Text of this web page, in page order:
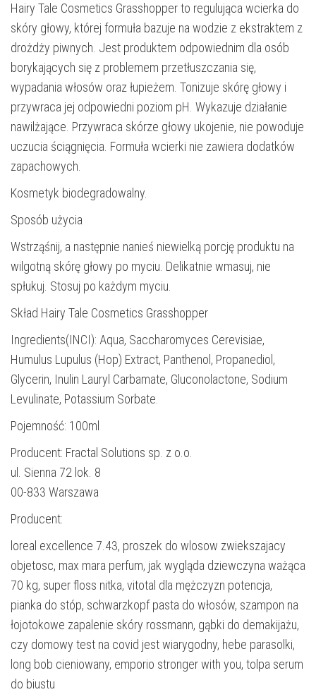
Hairy Tale Cosmetics Grasshopper to regulująca wcierka do
skóry głowy, której formuła bazuje na wodzie z ekstraktem z
drożdży piwnych. Jest produktem odpowiednim dla osób
borykających się z problemem przetłuszczania się,
wypadania włosów oraz łupieżem. Tonizuje skórę głowy i
przywraca jej odpowiedni poziom pH. Wykazuje działanie
nawilżające. Przywraca skórze głowy ukojenie, nie powoduje
uczucia ściągnięcia. Formuła wcierki nie zawiera dodatków
zapachowych.
Kosmetyk biodegradowalny.
Sposób użycia
Wstrząśnij, a następnie nanieś niewielką porcję produktu na
wilgotną skórę głowy po myciu. Delikatnie wmasuj, nie
spłukuj. Stosuj po każdym myciu.
Skład Hairy Tale Cosmetics Grasshopper
Ingredients(INCI): Aqua, Saccharomyces Cerevisiae,
Humulus Lupulus (Hop) Extract, Panthenol, Propanediol,
Glycerin, Inulin Lauryl Carbamate, Gluconolactone, Sodium
Levulinate, Potassium Sorbate.
Pojemność: 100ml
Producent: Fractal Solutions sp. z o.o.
ul. Sienna 72 lok. 8
00-833 Warszawa
Producent:
loreal excellence 7.43, proszek do wlosow zwiekszajacy
objetosc, max mara perfum, jak wygląda dziewczyna ważąca
70 kg, super floss nitka, vitotal dla mężczyzn potencja,
pianka do stóp, schwarzkopf pasta do włosów, szampon na
łojotokowe zapalenie skóry rossmann, gąbki do demakijażu,
czy domowy test na covid jest wiarygodny, hebe parasolki,
long bob cieniowany, emporio stronger with you, tolpa serum
do biustu